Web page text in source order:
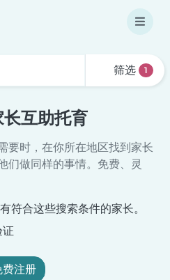
筛选 1
互助托育
要时，在你所在地区找到家长
们做同样的事情。免费、灵
合这些搜索条件的家长。
费注册